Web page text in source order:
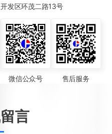
发区环茂二路13号
微信公众号 售后服务
言